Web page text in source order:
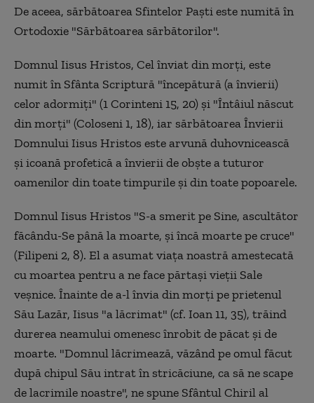
De aceea, sărbătoarea Sfintelor Paşti este numită în
Ortodoxie "Sărbătoarea sărbătorilor".
Domnul Iisus Hristos, Cel înviat din morţi, este
numit în Sfânta Scriptură "începătură (a învierii)
celor adormiţi" (1 Corinteni 15, 20) şi "Întâiul născut
din morţi" (Coloseni 1, 18), iar sărbătoarea Învierii
Domnului Iisus Hristos este arvună duhovnicească
şi icoană profetică a învierii de obşte a tuturor
oamenilor din toate timpurile şi din toate popoarele.
Domnul Iisus Hristos "S-a smerit pe Sine, ascultător
făcându-Se până la moarte, şi încă moarte pe cruce"
(Filipeni 2, 8). El a asumat viaţa noastră amestecată
cu moartea pentru a ne face părtaşi vieţii Sale
veşnice. Înainte de a-l învia din morţi pe prietenul
Său Lazăr, Iisus "a lăcrimat" (cf. Ioan 11, 35), trăind
durerea neamului omenesc înrobit de păcat şi de
moarte. "Domnul lăcrimează, văzând pe omul făcut
după chipul Său intrat în stricăciune, ca să ne scape
de lacrimile noastre", ne spune Sfântul Chiril al